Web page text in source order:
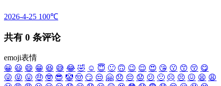
2026-4-25 100℃
共有 0 条评论
emoji表情
😀 😃 😄 😁 😆 😅 😂 🤣 ☺️ 😇 🙂 🙃 😉 😌 😍 😘 😗 😙 😚 😋
😜 😝 😛 🤑 🤓 😎 🤡 🤠 😏 😒 🤗 😞 😔 😟 😕 🙁 ☹️ 😣 😖 😫 😩